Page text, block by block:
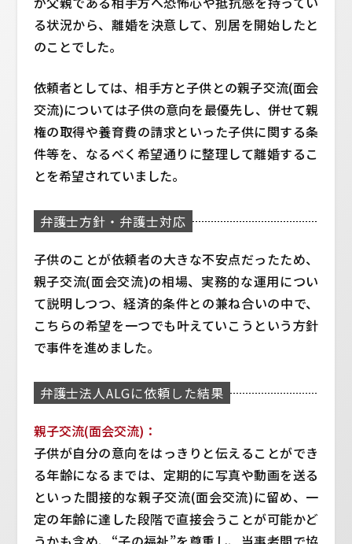
る状況から、離婚を決意して、別居を開始したと
のことでした。
依頼者としては、相手方と子供との親子交流(面会
交流)については子供の意向を最優先し、併せて親
権の取得や養育費の請求といった子供に関する条
件等を、なるべく希望通りに整理して離婚するこ
とを希望されていました。
弁護士方針・弁護士対応
子供のことが依頼者の大きな不安点だったため、
親子交流(面会交流)の相場、実務的な運用につい
て説明しつつ、経済的条件との兼ね合いの中で、
こちらの希望を一つでも叶えていこうという方針
で事件を進めました。
弁護士法人ALGに依頼した結果
親子交流(面会交流)：
子供が自分の意向をはっきりと伝えることができ
る年齢になるまでは、定期的に写真や動画を送る
といった間接的な親子交流(面会交流)に留め、一
定の年齢に達した段階で直接会うことが可能かど